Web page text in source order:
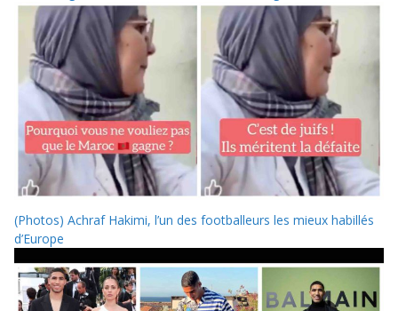
(Photos) Achraf Hakimi, l’un des footballeurs les mieux habillés
d’Europe